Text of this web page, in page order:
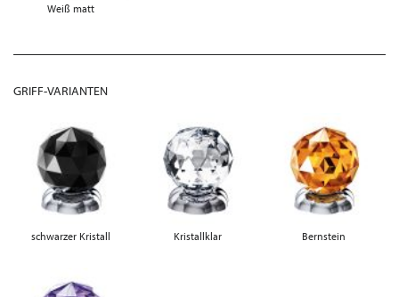
Weiß matt
GRIFF-VARIANTEN
schwarzer Kristall Kristallklar Bernstein